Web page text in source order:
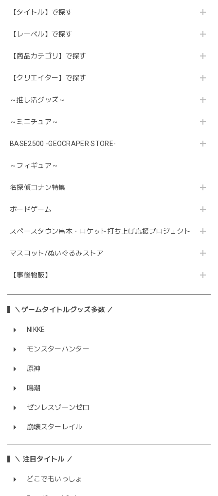
【タイトル】で探す
【レーベル】で探す
【商品カテゴリ】で探す
【クリエイター】で探す
～推し活グッズ～
～ミニチュア～
BASE2500 -GEOCRAPER STORE-
～フィギュア～
名探偵コナン特集
ボードゲーム
スペースタウン串本・ロケット打ち上げ応援プロジェクト
マスコット/ぬいぐるみストア
【事後物販】
＼ゲームタイトルグッズ多数 ／
NIKKE
モンスターハンター
原神
鳴潮
ゼンレスゾーンゼロ
崩壊スターレイル
＼ 注目タイトル ／
どこでもいっしょ